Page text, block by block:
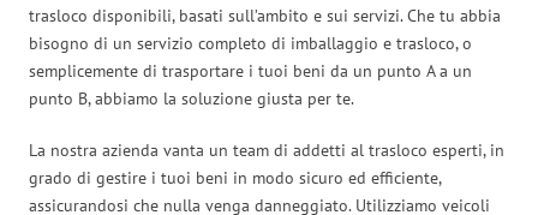
trasloco disponibili, basati sull’ambito e sui servizi. Che tu abbia
bisogno di un servizio completo di imballaggio e trasloco, o
semplicemente di trasportare i tuoi beni da un punto A a un
punto B, abbiamo la soluzione giusta per te.
La nostra azienda vanta un team di addetti al trasloco esperti, in
grado di gestire i tuoi beni in modo sicuro ed efficiente,
assicurandosi che nulla venga danneggiato. Utilizziamo veicoli